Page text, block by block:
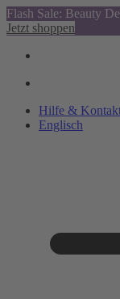
Flash Sale: Beauty
Jetzt shoppen
Hilfe &
Englisch